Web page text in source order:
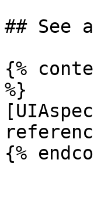
## See
{%
%}